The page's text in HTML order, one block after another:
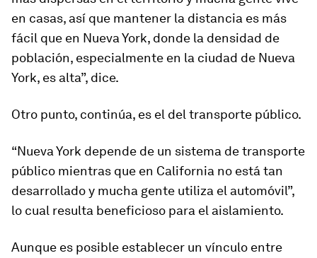
en casas, así que mantener la distancia es más
fácil que en Nueva York, donde la densidad de
población, especialmente en la ciudad de Nueva
York, es alta”, dice.
Otro punto, continúa, es el del transporte público.
“Nueva York depende de un sistema de transporte
público mientras que en California no está tan
desarrollado y mucha gente utiliza el automóvil”,
lo cual resulta beneficioso para el aislamiento.
Aunque es posible establecer un vínculo entre